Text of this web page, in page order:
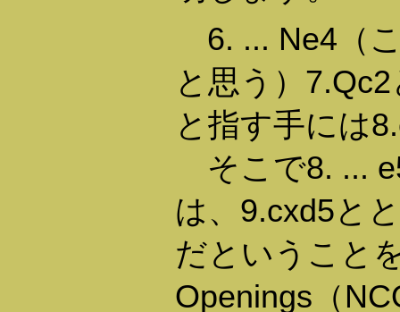
6. ... Ne4（
と思う）
と指す手には
そこで8. ...
は、9.cxd5と
だということ
Openings（